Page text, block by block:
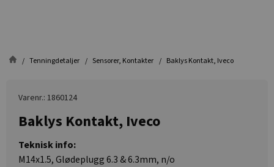
Tenningdetaljer Sensorer, Kontakter Baklys Kontakt, Iveco
Varenr.: 1860124
Baklys Kontakt, Iveco
Teknisk info:
M14x1.5, Glødeplugg 6.3 & 6.3mm, n/o